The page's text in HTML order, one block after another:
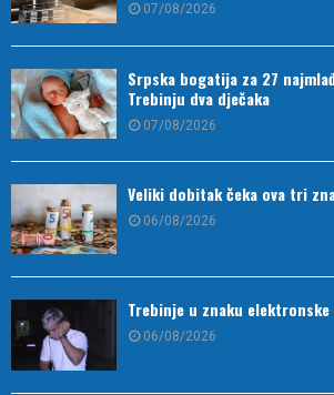
07/08/2026
Srpska bogatija za 27
Trebinju dva dječaka
07/08/2026
Veliki dobitak čeka ova tri
06/08/2026
Trebinje u znaku elektronske
06/08/2026